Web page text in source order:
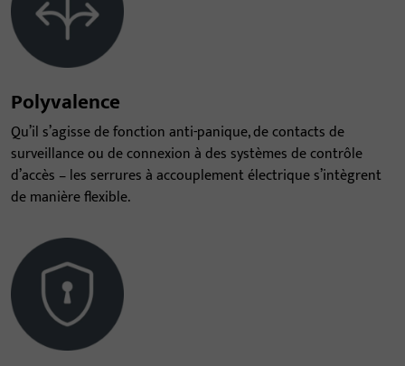
Polyvalence
Qu’il s’agisse de fonction anti-panique, de contacts de
surveillance ou de connexion à des systèmes de contrôle
d’accès – les serrures à accouplement électrique s’intègrent
de manière flexible.